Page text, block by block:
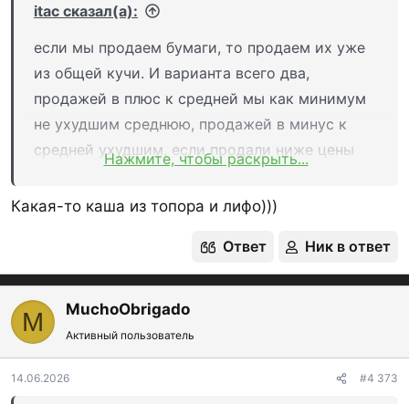
itac сказал(а):
если мы продаем бумаги, то продаем их уже
из общей кучи. И варианта всего два,
продажей в плюс к средней мы как минимум
не ухудшим среднюю, продажей в минус к
средней ухудшим, если продали ниже цены
деле последних X покупок), тоже самое что
Нажмите, чтобы раскрыть...
Какая-то каша из топора и лифо)))
Ответ Ник в ответ
M MuchoObrigado
Активный пользователь
14.06.2026 #4 373